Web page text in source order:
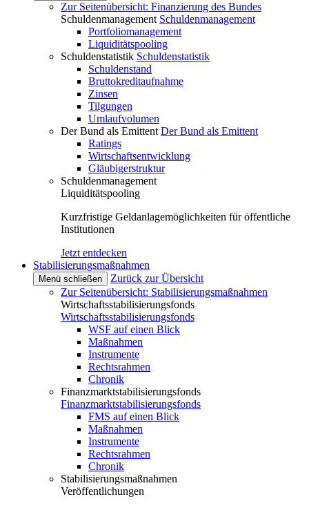
Zur Seitenübersicht: Finanzierung des Bundes
Schuldenmanagement Schuldenmanagement
Portfoliomanagement
Liquiditätspooling
Schuldenstatistik Schuldenstatistik
Schuldenstand
Bruttokreditaufnahme
Zinsen
Tilgungen
Umlaufvolumen
Der Bund als Emittent Der Bund als Emittent
Ratings
Wirtschaftsentwicklung
Gläubigerstruktur
Schuldenmanagement
Liquiditätspooling
Kurzfristige Geldanlagemöglichkeiten für öffentliche
Institutionen
Jetzt entdecken
Stabilisierungsmaßnahmen
Menü schließen
Zurück zur Übersicht
Zur Seitenübersicht: Stabilisierungsmaßnahmen
Wirtschaftsstabilisierungsfonds
Wirtschaftsstabilisierungsfonds
WSF auf einen Blick
Maßnahmen
Instrumente
Rechtsrahmen
Chronik
Finanzmarktstabilisierungsfonds
Finanzmarktstabilisierungsfonds
FMS auf einen Blick
Maßnahmen
Instrumente
Rechtsrahmen
Chronik
Stabilisierungsmaßnahmen
Veröffentlichungen